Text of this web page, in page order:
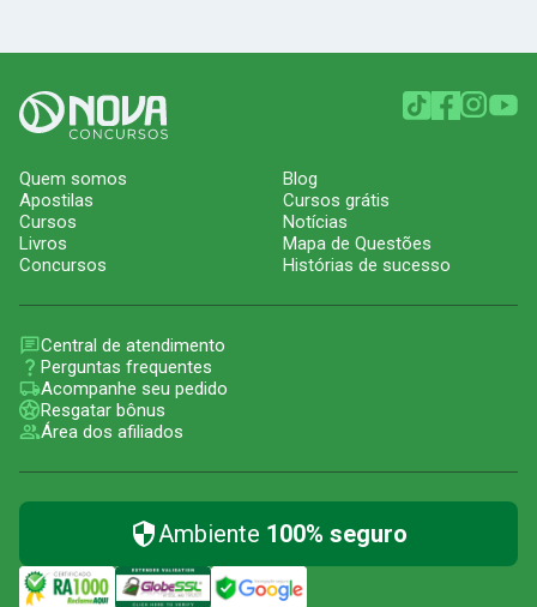
Quem somos
Apostilas
Cursos
Livros
Concursos
Blog
Cursos grátis
Notícias
Mapa de Questões
Histórias de sucesso
Central de atendimento
Perguntas frequentes
Acompanhe seu pedido
Resgatar bônus
Área dos afiliados
Ambiente 100% seguro